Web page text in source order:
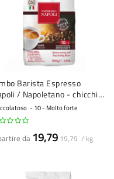
Barista Espresso
/ Napoletano - chicchi
- 1 kg10 - Molto forte
da 19,79 19,79 / kg